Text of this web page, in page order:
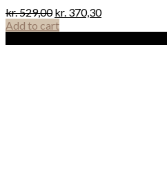
kr.529,00 kr. 370,30
Add to cart